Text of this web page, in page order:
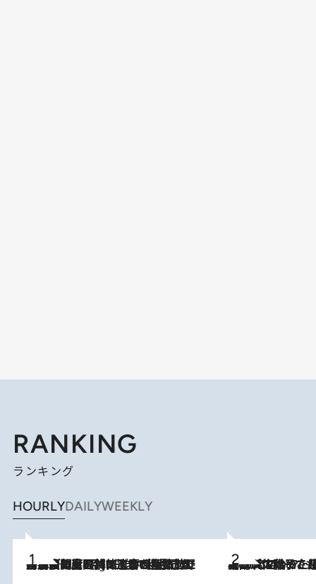
RANKING
ランキング
HOURLYDAILYWEEKLY
10 Hours Ago
「最後に見られてよかった」上野動物園の東園パンダ舎が解体前に特別公開。8月16日まで延長されたパネル展と共に辿る“半世紀”のパンダ飼育《解体工事の図面あり》 2026.8.5
【阿川佐和子さんの年とる力】なぜ70代で始めた趣味は“こんなに楽しい”のか？ ピアノ、俳句…スランプに陥っても続けられる“ある秘訣”とは